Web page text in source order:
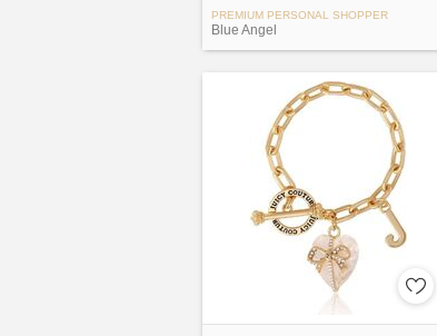
PREMIUM PERSONAL SHOPPER
Blue Angel